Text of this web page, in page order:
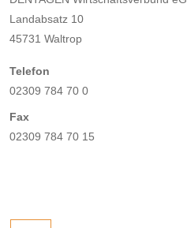
Landabsatz 10
45731 Waltrop
Telefon
02309 784 70 0
Fax
02309 784 70 15